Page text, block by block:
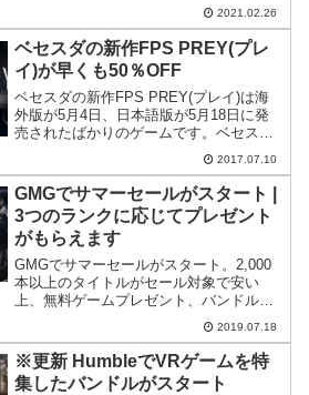
が大きい、費用対効果の良いバンドルで
2021.02.26
ベセスダの新作FPS PREY(プレ
イ)が早くも50％OFF
ベセスダの新作FPS PREY(プレイ)は海
外版が5月4日、日本語版が5月18日に発
売されたばかりのゲームです。ベセスダ
の新作と言うことで期待されて発売され
たPREYですが、いまいち売り上げまた
は評判が芳しくないのか、先日Steamサ
マーセ...
2017.07.10
GMGでサマーセールがスタート |
3つのランクに応じてプレゼント
がもらえます
GMGでサマーセールがスタート。2,000
本以上のタイトルがセール対象で安い
上、無料ゲームプレゼント、バンドルプ
レゼント、割引券といった特典がもらえ
る仕組みとなっています。この記事では3
コースに別れた特典の内容について詳細
を見ていきます。
2019.07.18
※更新 HumbleでVRゲームを特
集したバンドルがスタート